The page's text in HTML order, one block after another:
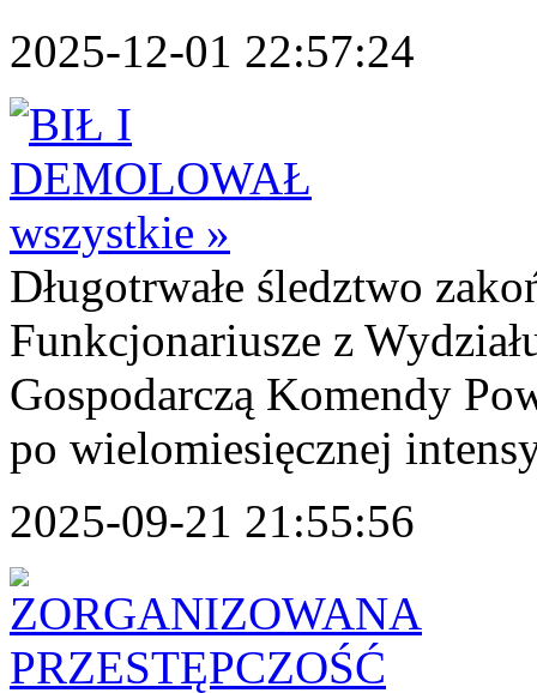
2025-12-01 22:57:24
wszystkie »
Długotrwałe śledztwo
Funkcjonariusze z
Gospodarczą Komendy
po wielomiesięcznej
2025-09-21 21:55:56